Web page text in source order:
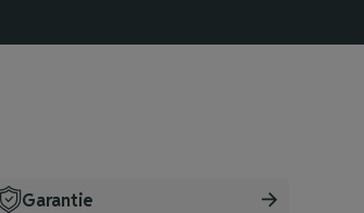
Garantie